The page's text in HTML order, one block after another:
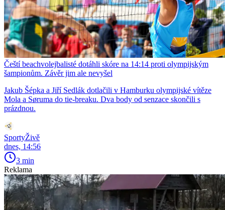
Čeští beachvolejbalisté dotáhli skóre na 14:14 proti olympijským
šampionům. Závěr jim ale nevyšel
Jakub Šépka a Jiří Sedlák dotlačili v Hamburku olympijské vítěze
Mola a Søruma do tie-breaku. Dva body od senzace skončili s
prázdnou.
SportyŽivě
dnes, 14:56
3 min
Reklama